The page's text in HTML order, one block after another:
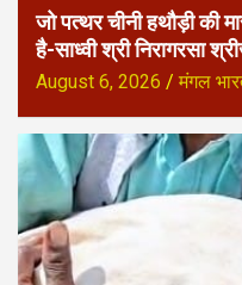
जो पत्थर चीनी हथौड़ी की
है-साध्वी श्री निरागरसा
August 6, 2026 मंगल